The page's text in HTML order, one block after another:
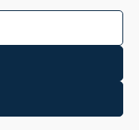
Design et